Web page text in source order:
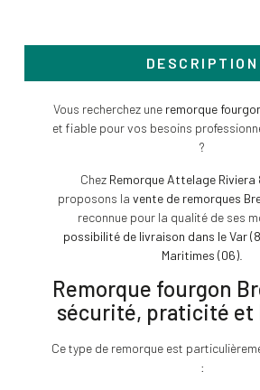
DESCRIPTION
Vous recherchez une remorque
et fiable pour vos besoins
?
Chez Remorque Attelage Riviera
proposons la vente de remorques
reconnue pour la qualité de ses
possibilité de livraison dans le Var
Maritimes (06)
Remorque fourgon
sécurité, praticité et
Ce type de remorque est
: